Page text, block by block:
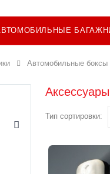
Автомобильные боксы
Тип сортировки: